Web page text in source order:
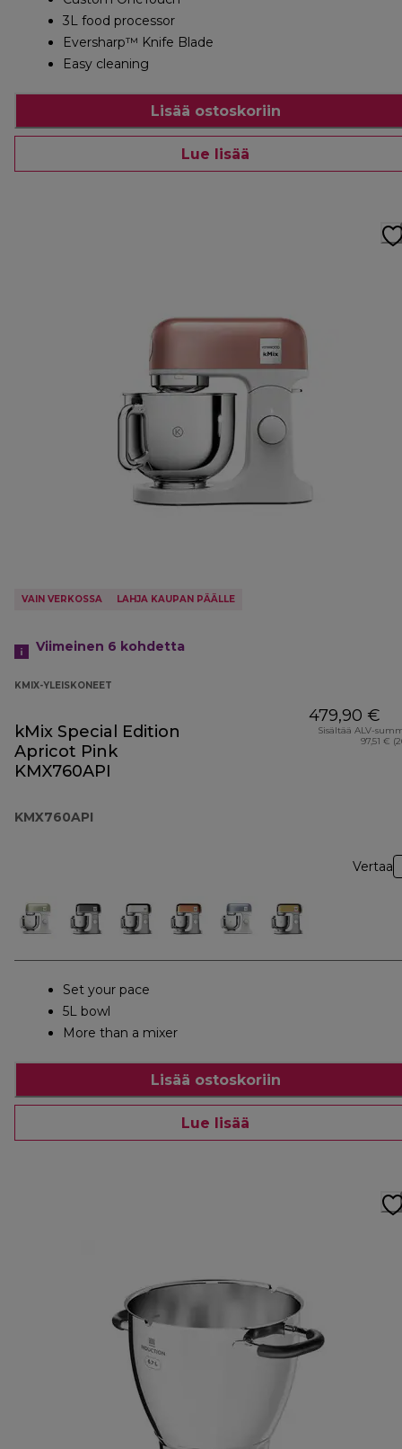
3L food processor
Eversharp™ Knife Blade
Easy cleaning
Lisää ostoskoriin
Lue lisää
VAIN VERKOSSA LAHJA KAUPAN PÄÄLLE
Viimeinen 6 kohdetta
KMIX-YLEISKONEET
kMix Special Edition
Apricot Pink
KMX760API
KMX760API
479,90 €
Sisältää ALV-
97,51 €
Vertaa
Set your pace
5L bowl
More than a mixer
Lisää ostoskoriin
Lue lisää